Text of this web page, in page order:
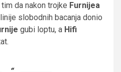
da nakon trojke Furnijea
slobodnih bacanja donio
gubi loptu, a Hifi